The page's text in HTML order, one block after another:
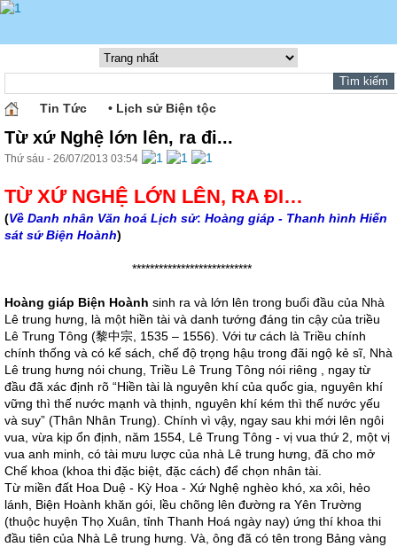
Tin Tức • Lịch sử Biện tộc
Từ xứ Nghệ lớn lên, ra đi...
Thứ sáu - 26/07/2013 03:54
TỪ XỨ NGHỆ LỚN LÊN, RA ĐI…
(Về Danh nhân Văn hoá Lịch sử: Hoàng giáp - Thanh hình Hiến
sát sứ Biện Hoành)
***************************
Hoàng giáp Biện Hoành sinh ra và lớn lên trong buổi đầu của Nhà
Lê trung hưng, là một hiền tài và danh tướng đáng tin cậy của triều
Lê Trung Tông (黎中宗, 1535 – 1556). Với tư cách là Triều chính
chính thống và có kế sách, chế độ trọng hậu trong đãi ngộ kẻ sĩ, Nhà
Lê trung hưng nói chung, Triều Lê Trung Tông nói riêng , ngay từ
đầu đã xác định rõ “Hiền tài là nguyên khí của quốc gia, nguyên khí
vững thì thế nước mạnh và thịnh, nguyên khí kém thì thế nước yếu
và suy” (Thân Nhân Trung). Chính vì vậy, ngay sau khi mới lên ngôi
vua, vừa kịp ổn định, năm 1554, Lê Trung Tông - vị vua thứ 2, một vị
vua anh minh, có tài mưu lược của nhà Lê trung hưng, đã cho mở
Chế khoa (khoa thi đặc biệt, đặc cách) để chọn nhân tài.
Từ miền đất Hoa Duệ - Kỳ Hoa - Xứ Nghệ nghèo khó, xa xôi, hẻo
lánh, Biện Hoành khăn gói, lều chõng lên đường ra Yên Trường
(thuộc huyện Thọ Xuân, tỉnh Thanh Hoá ngày nay) ứng thí khoa thi
đầu tiên của Nhà Lê trung hưng. Và, ông đã có tên trong Bảng vàng